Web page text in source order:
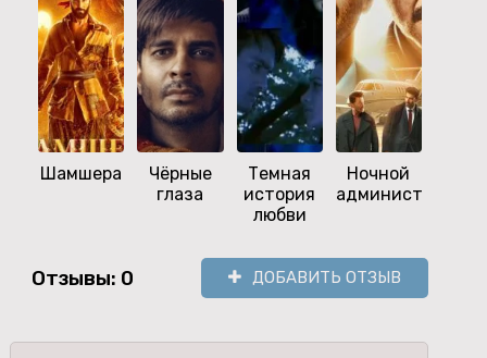
Шамшера
Чёрные
глаза
Темная
история
любви
Ночной
администратор
Отзывы: 0 ДОБАВИТЬ ОТЗЫВ